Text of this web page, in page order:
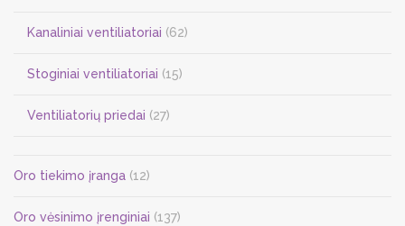
Kanaliniai ventiliatoriai (62)
Stoginiai ventiliatoriai (15)
Ventiliatorių priedai (27)
Oro tiekimo įranga (12)
Oro vėsinimo įrenginiai (137)